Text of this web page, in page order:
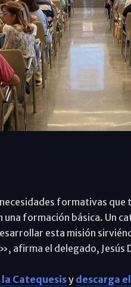
formativas que
una formación básica. Un
esta misión
afirma el delegado, Jesús
Catequesisy descarga